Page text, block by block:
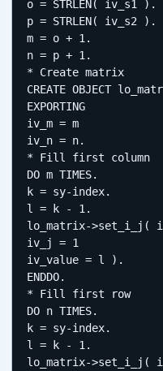
o = STRLEN( iv_s1 ).
p = STRLEN( iv_s2 ).
m = o + 1.
n = p + 1.
* Create matrix
CREATE OBJECT
EXPORTING
iv_m = m
iv_n = n.
* Fill first column
DO m TIMES.
k = sy-index.
l = k - 1.
lo_matrix->set_i_j(
iv_j = 1
iv_value = l ).
ENDDO.
* Fill first row
DO n TIMES.
k = sy-index.
l = k - 1.
lo_matrix->set_i_j(